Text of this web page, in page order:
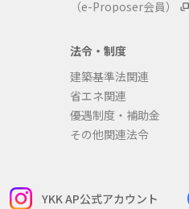
（e-Proposer会員）
法令・制度
建築基準法関連
省エネ関連
優遇制度・補助金
その他関連法令
YKK AP公式アカウント